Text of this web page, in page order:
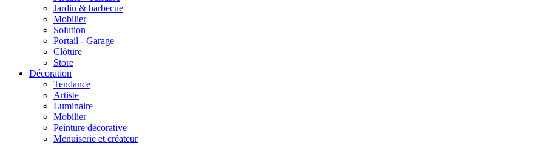
Jardin & barbecue
Mobilier
Solution
Portail - Garage
Clôture
Store
Décoration
Tendance
Artiste
Luminaire
Mobilier
Peinture décorative
Menuiserie et créateur